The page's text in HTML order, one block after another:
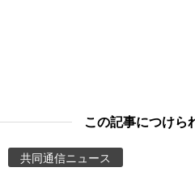
この記事につけら
共同通信ニュース